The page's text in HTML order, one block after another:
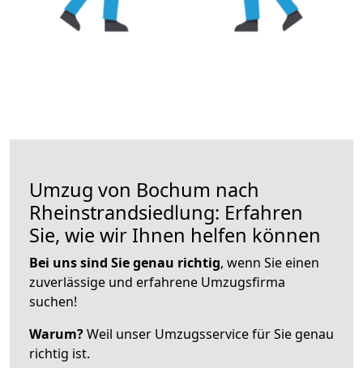
Umzug von Bochum nach
Rheinstrandsiedlung: Erfahren
Sie, wie wir Ihnen helfen können
Bei uns sind Sie genau richtig, wenn Sie einen
zuverlässige und erfahrene Umzugsfirma
suchen!
Warum?Weil unser Umzugsservice für Sie genau
richtig ist.